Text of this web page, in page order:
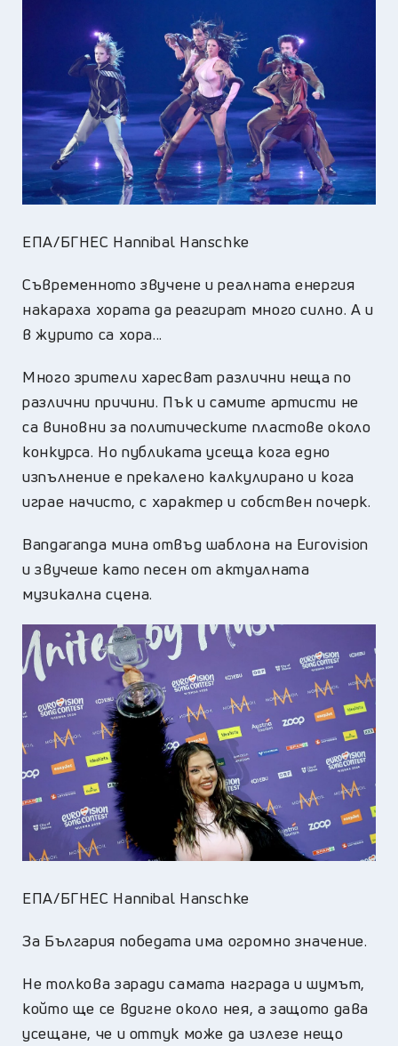
ЕПА/БГНЕС Hannibal Hanschke
Съвременното звучене и реалната енергия
накараха хората да реагират много силно. А и
в журито са хора...
Много зрители харесват различни неща по
различни причини. Пък и самите артисти не
са виновни за политическите пластове около
конкурса. Но публиката усеща кога едно
изпълнение е прекалено калкулирано и кога
играе начисто, с характер и собствен почерк.
Bangaranga мина отвъд шаблона на Eurovision
и звучеше като песен от актуалната
музикална сцена.
ЕПА/БГНЕС Hannibal Hanschke
За България победата има огромно значение.
Не толкова заради самата награда и шумът,
който ще се вдигне около нея, а защото дава
усещане, че и оттук може да излезе нещо